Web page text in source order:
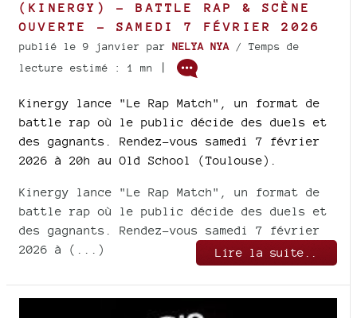
(KINERGY) – BATTLE RAP & SCÈNE
OUVERTE – SAMEDI 7 FÉVRIER 2026
publié le 9 janvier par NELYA NYA / Temps de
lecture estimé : 1 mn
|
Kinergy lance "Le Rap Match", un format de
battle rap où le public décide des duels et
des gagnants. Rendez-vous samedi 7 février
2026 à 20h au Old School (Toulouse).
Kinergy lance "Le Rap Match", un format de
battle rap où le public décide des duels et
des gagnants. Rendez-vous samedi 7 février
2026 à (...)
Lire la suite..